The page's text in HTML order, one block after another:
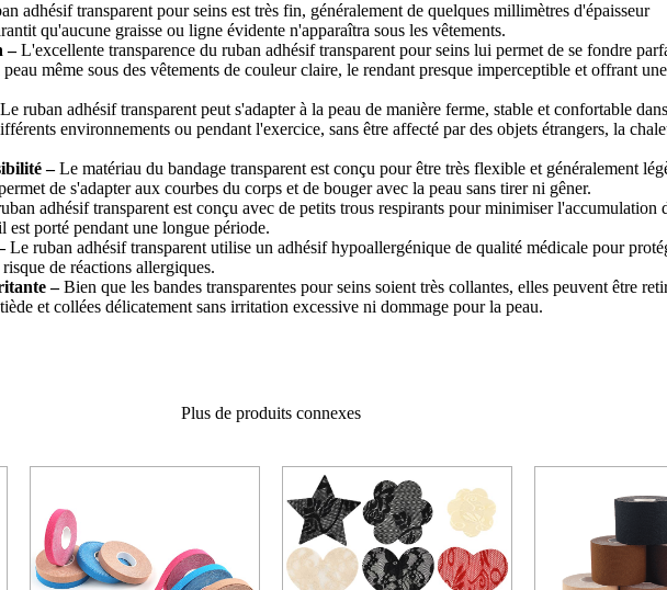
adhésif transparent pour seins est très fin, généralement de quelques millimètres d'épaisseur
qu'aucune graisse ou ligne évidente n'apparaîtra sous les vêtements.
–L'excellente transparence du ruban adhésif transparent pour seins lui permet de se fondre
même sous des vêtements de couleur claire, le rendant presque imperceptible et offrant
ruban adhésif transparent peut s'adapter à la peau de manière ferme, stable et confortable
environnements ou pendant l'exercice, sans être affecté par des objets étrangers, la
–Le matériau du bandage transparent est conçu pour être très flexible et généralement
de s'adapter aux courbes du corps et de bouger avec la peau sans tirer ni gêner.
adhésif transparent est conçu avec de petits trous respirants pour minimiser l'accumulation
porté pendant une longue période.
Le ruban adhésif transparent utilise un adhésif hypoallergénique de qualité médicale pour
de réactions allergiques.
–Bien que les bandes transparentes pour seins soient très collantes, elles peuvent être
et collées délicatement sans irritation excessive ni dommage pour la peau.
Plus de produits connexes